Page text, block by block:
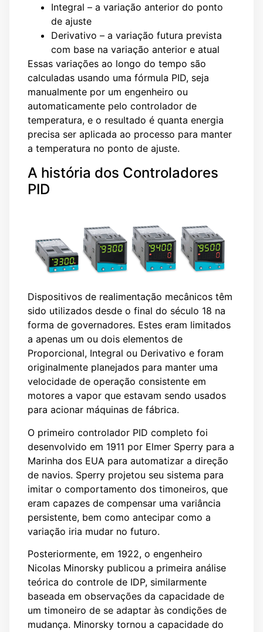
Integral – a variação anterior do ponto
de ajuste
Derivativo – a variação futura prevista
com base na variação anterior e atual
Essas variações ao longo do tempo são
calculadas usando uma fórmula PID, seja
manualmente por um engenheiro ou
automaticamente pelo controlador de
temperatura, e o resultado é quanta energia
precisa ser aplicada ao processo para manter
a temperatura no ponto de ajuste.
A história dos Controladores
PID
Dispositivos de realimentação mecânicos têm
sido utilizados desde o final do século 18 na
forma de governadores. Estes eram limitados
a apenas um ou dois elementos de
Proporcional, Integral ou Derivativo e foram
originalmente planejados para manter uma
velocidade de operação consistente em
motores a vapor que estavam sendo usados ​​
para acionar máquinas de fábrica.
O primeiro controlador PID completo foi
desenvolvido em 1911 por Elmer Sperry para a
Marinha dos EUA para automatizar a direção
de navios. Sperry projetou seu sistema para
imitar o comportamento dos timoneiros, que
eram capazes de compensar uma variância
persistente, bem como antecipar como a
variação iria mudar no futuro.
Posteriormente, em 1922, o engenheiro
Nicolas Minorsky publicou a primeira análise
teórica do controle de IDP, similarmente
baseada em observações da capacidade de
um timoneiro de se adaptar às condições de
mudança. Minorsky tornou a capacidade do